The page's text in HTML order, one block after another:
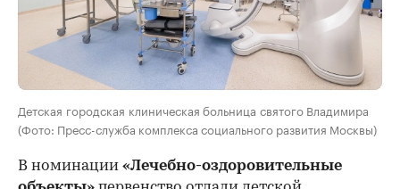
Детская городская клиническая больница святого Владимира
(Фото: Пресс-служба комплекса социального развития Москвы)
В номинации «Лечебно-оздоровительные